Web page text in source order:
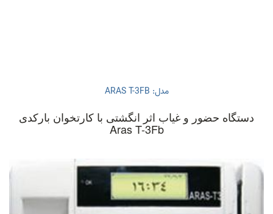
مدل: ARAS T-3FB
دستگاه حضور و غیاب اثر انگشتی با کارتخوان بارکدی
Aras T-3Fb